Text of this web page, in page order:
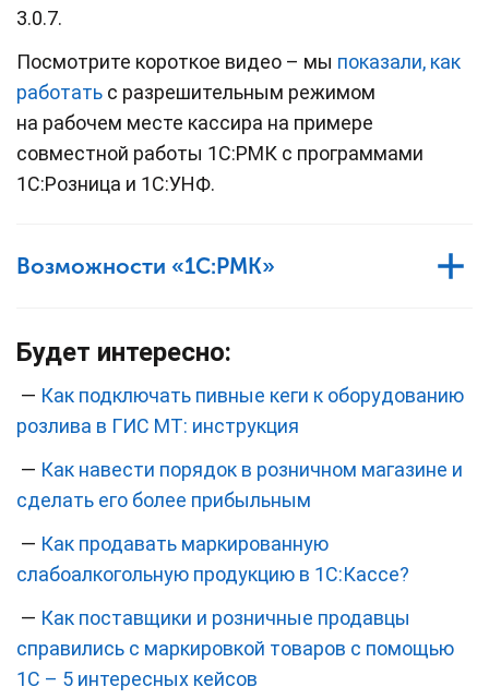
3.0.7.
Посмотрите короткое видео – мы показали, как
работать с разрешительным режимом
на рабочем месте кассира на примере
совместной работы 1С:РМК с программами
1С:Розница и 1С:УНФ.
Возможности «1С:РМК»
Будет интересно:
— Как подключать пивные кеги к оборудованию
розлива в ГИС МТ: инструкция
— Как навести порядок в розничном магазине и
сделать его более прибыльным
— Как продавать маркированную
слабоалкогольную продукцию в 1С:Кассе?
— Как поставщики и розничные продавцы
справились с маркировкой товаров с помощью
1С – 5 интересных кейсов